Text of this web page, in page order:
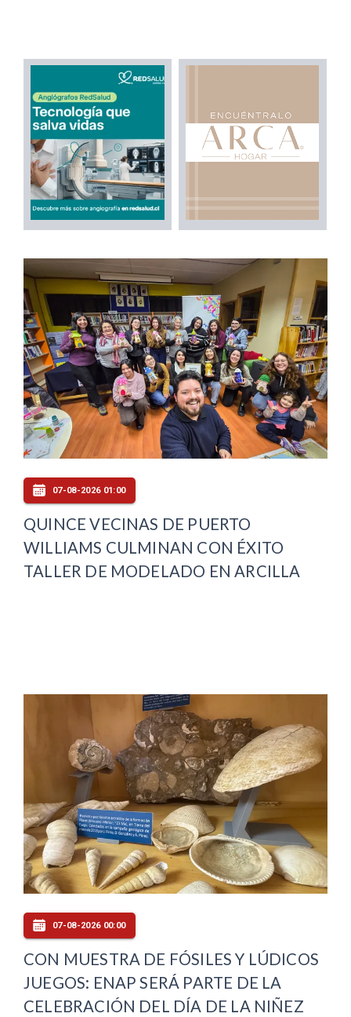
07-08-2026 01:00
QUINCE VECINAS DE PUERTO
WILLIAMS CULMINAN CON ÉXITO
TALLER DE MODELADO EN ARCILLA
07-08-2026 00:00
CON MUESTRA DE FÓSILES Y LÚDICOS
JUEGOS: ENAP SERÁ PARTE DE LA
CELEBRACIÓN DEL DÍA DE LA NIÑEZ